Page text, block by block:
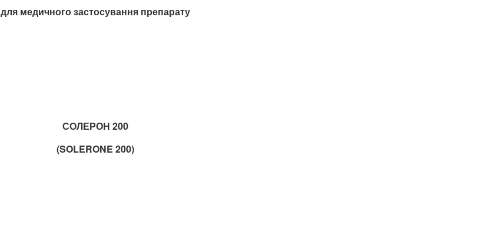
для медичного застосування препарату
СОЛЕРОН 200
(SOLERONE 200)